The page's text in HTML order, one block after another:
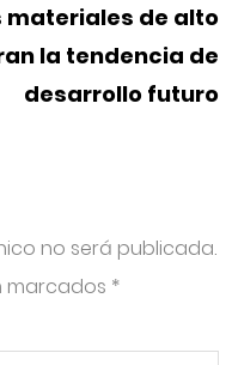
materiales de alto
la tendencia de
desarrollo futuro
no será publicada.
marcados *